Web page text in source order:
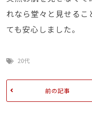
れなら堂々と見せるこ
ても安心しました。
20代
前の記事